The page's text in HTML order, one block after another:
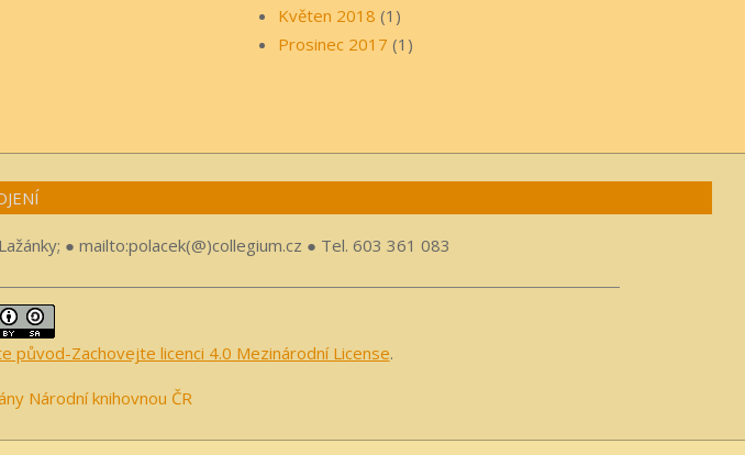
Květen 2018 (1)
Prosinec 2017 (1)
● mailto:polacek(@)collegium.cz ● Tel. 603 361 083
původ-Zachovejte licenci 4.0 Mezinárodní License.